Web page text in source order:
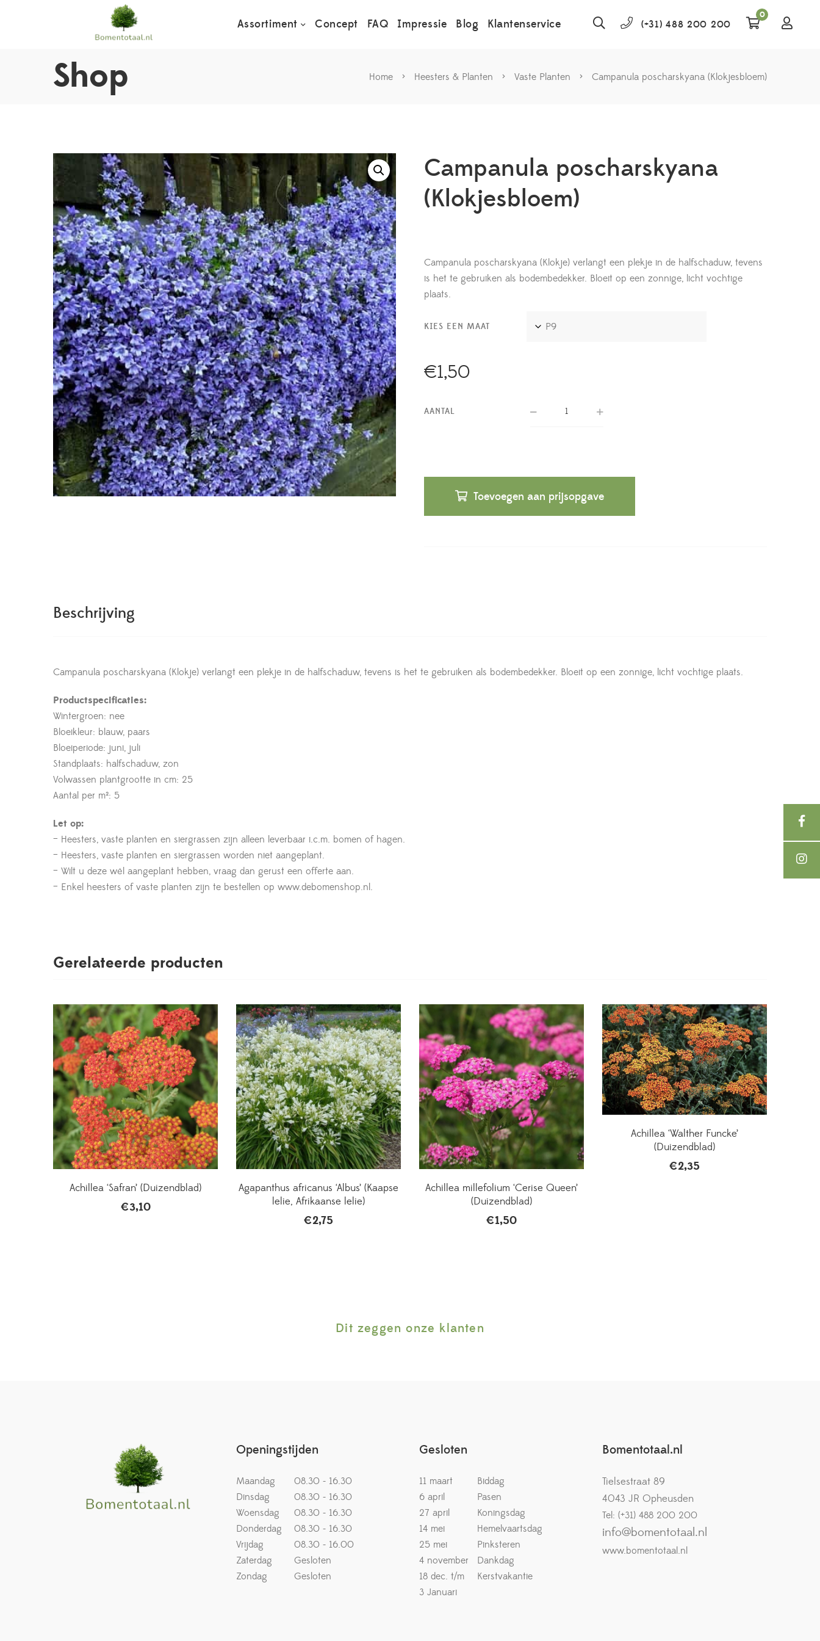
Assortiment Concept FAQ Impressie Blog Klantenservice (+31) 488 200 200
0
Shop Home > Heesters & Planten > Vaste Planten > Campanula poscharskyana (Klokjesbloem)
Campanula poscharskyana
(Klokjesbloem)
Campanula poscharskyana (Klokje) verlangt een plekje in de halfschaduw, tevens
is het te gebruiken als bodembedekker. Bloeit op een zonnige, licht vochtige
plaats.
KIES EEN MAAT
€1,50
AANTAL
Toevoegen aan prijsopgave
Beschrijving
Campanula poscharskyana (Klokje) verlangt een plekje in de halfschaduw, tevens is het te gebruiken als bodembedekker. Bloeit op een zonnige, licht vochtige plaats.
Productspecificaties:
Wintergroen: nee
Bloeikleur: blauw, paars
Bloeiperiode: juni, juli
Standplaats: halfschaduw, zon
Volwassen plantgrootte in cm: 25
Aantal per m²: 5
Let op:
– Heesters, vaste planten en siergrassen zijn alleen leverbaar i.c.m. bomen of hagen.
– Heesters, vaste planten en siergrassen worden niet aangeplant.
– Wilt u deze wél aangeplant hebben, vraag dan gerust een offerte aan.
– Enkel heesters of vaste planten zijn te bestellen op www.debomenshop.nl.
Gerelateerde producten
Achillea ‘Safran’ (Duizendblad)
€3,10
Agapanthus africanus ‘Albus’ (Kaapse
lelie, Afrikaanse lelie)
€2,75
Achillea millefolium ‘Cerise Queen’
(Duizendblad)
€1,50
Achillea ‘Walther Funcke’
(Duizendblad)
€2,35
Dit zeggen onze klanten
Openingstijden
Maandag
08.30 - 16.30
Dinsdag
08.30 - 16.30
Woensdag
08.30 - 16.30
Donderdag
08.30 - 16.30
Vrijdag
08.30 - 16.00
Zaterdag
Gesloten
Zondag
Gesloten
Gesloten
11 maart
Biddag
6 april
Pasen
27 april
Koningsdag
14 mei
Hemelvaartsdag
25 mei
Pinksteren
4 november
Dankdag
18 dec. t/m
Kerstvakantie
3 Januari
Bomentotaal.nl
Tielsestraat 89
4043 JR Opheusden
Tel: (+31) 488 200 200
info@bomentotaal.nl
www.bomentotaal.nl